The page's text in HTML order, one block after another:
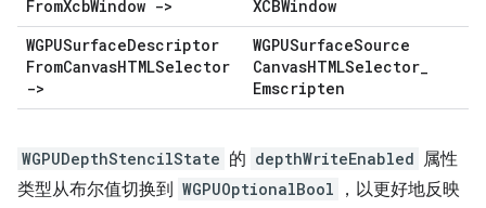
FromXcbWindow ->
XCBWindow
WGPUSurfaceDescriptor
FromCanvasHTMLSelector
->
WGPUSurfaceSource
CanvasHTMLSelector_
Emscripten
WGPUDepthStencilState 的 depthWriteEnabled 属性
类型从布尔值切换到 WGPUOptionalBool
，以更好地反映